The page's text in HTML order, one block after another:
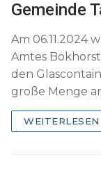
Gemeinde
Am 06.11.2024
Amtes
den
große Menge
WEITERLESEN